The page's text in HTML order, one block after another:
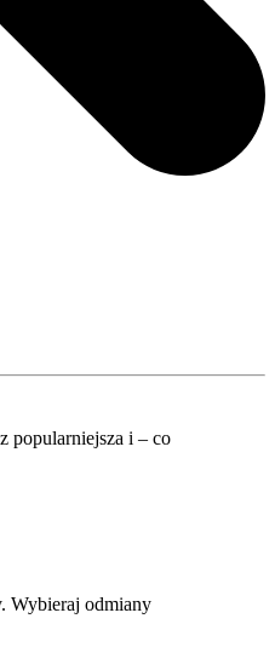
popularniejsza i – co
Wybieraj odmiany